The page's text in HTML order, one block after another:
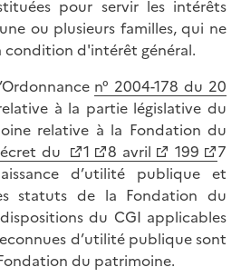
pour servir les intérêts
ou plusieurs familles, qui ne
condition d'intérêt général.
n° 2004-178 du 20
à la partie législative du
relative à la Fondation du
écret du 1 8 avril 199
7
d’utilité publique et
statuts de la Fondation du
du CGI applicables
d’utilité publique sont
du patrimoine.